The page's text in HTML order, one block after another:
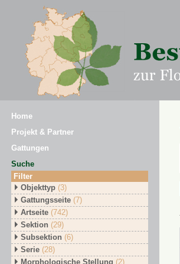
Home
Projekt & Partner
Gattungen
Suche
Filter
Objekttyp (3)
Gattungsseite (7)
Artseite (742)
Sektion (29)
Subsektion (6)
Serie (28)
Morphologische Stellung (2)